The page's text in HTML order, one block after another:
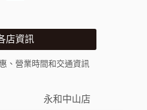
店資訊
、營業時間和交通資訊
永和中山店